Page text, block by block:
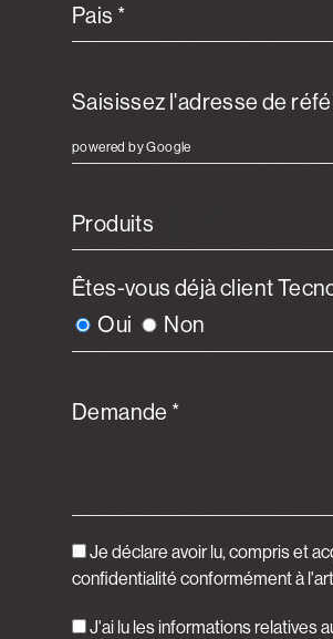
Pais *
powered by Google
Produits
Êtes-vous déjà client
Oui
Non
Demande *
Je déclare avoir lu, compris et
confidentialité conformément à
J'ai lu les informations relatives